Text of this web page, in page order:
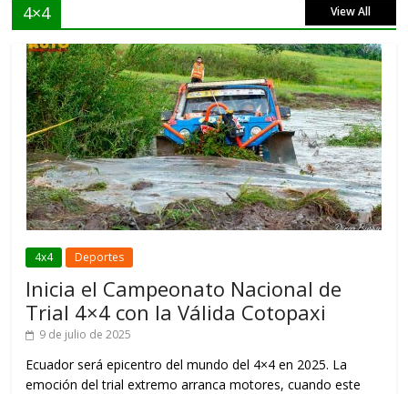
4×4 View All
4x4 Deportes
Inicia el Campeonato Nacional de
Trial 4×4 con la Válida Cotopaxi
9 de julio de 2025
Ecuador será epicentro del mundo del 4×4 en 2025. La
emoción del trial extremo arranca motores, cuando este